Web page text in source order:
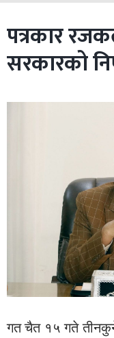
पत्रकार
सरकारको
गत चैत १५ गते